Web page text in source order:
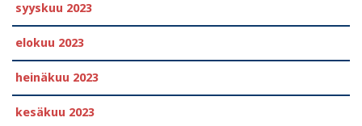
syyskuu 2023
elokuu 2023
heinäkuu 2023
kesäkuu 2023